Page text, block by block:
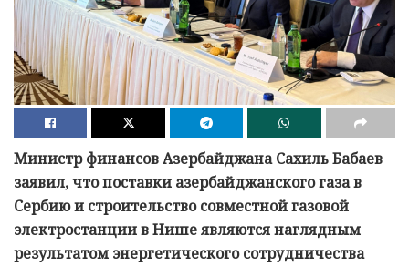
Министр финансов Азербайджана Сахиль Бабаев
заявил, что поставки азербайджанского газа в
Сербию и строительство совместной газовой
электростанции в Нише являются наглядным
результатом энергетического сотрудничества